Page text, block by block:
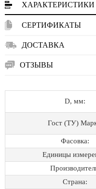
ХАРАКТЕРИСТИКИ
СЕРТИФИКАТЫ
ДОСТАВКА
ОТЗЫВЫ
D, мм:
Гост (ТУ)
Фасовка:
Единицы
Страна: